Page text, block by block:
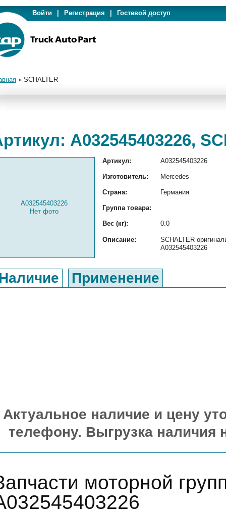
Войти Регистрация Гостевой доступ
» SCHALTER
A032545403226,
A032545403226
Нет фото
Артикул: A032545403226
Изготовитель: Mercedes
Страна: Германия
Группа товара:
Вес (кг): 0.0
Описание:
SCHALTER
A032545403226
Применение
Актуальное наличие и цену
телефону. Выгрузка наличия
моторной